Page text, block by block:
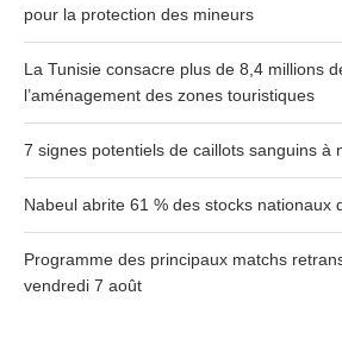
pour la protection des mineurs
La Tunisie consacre plus de 8,4 millions
l’aménagement des zones touristiques
7 signes potentiels de caillots sanguins à
Nabeul abrite 61 % des stocks nationaux
Programme des principaux matchs
vendredi 7 août